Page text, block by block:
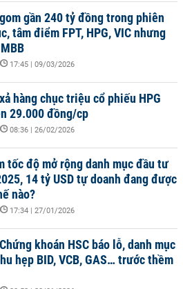
gần 240 tỷ đồng trong phiên
tâm điểm FPT, HPG, VIC nhưng
17:45 | 09/03/2026
hàng chục triệu cổ phiếu HPG
29.000 đồng/cp
08:36 | 26/02/2026
tốc độ mở rộng danh mục đầu tư
14 tỷ USD tự doanh đang được
nào?
17:34 | 27/01/2026
khoán HSC báo lỗ, danh mục
hẹp BID, VCB, GAS… trước thềm